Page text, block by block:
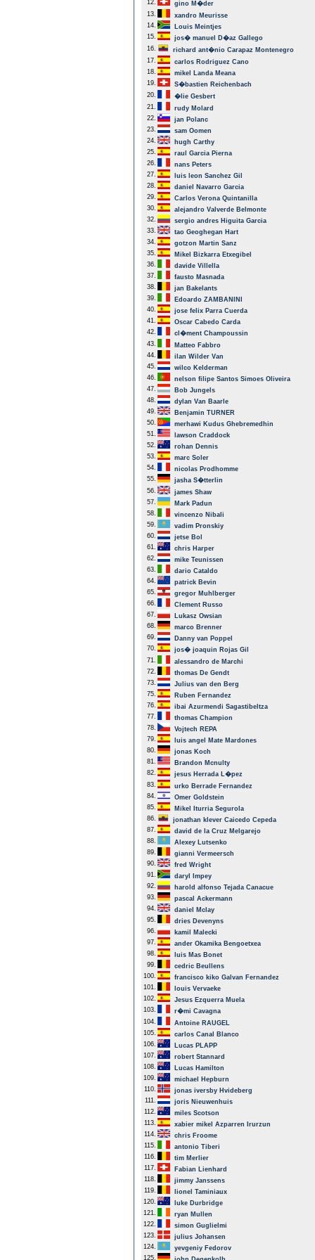
12.
gino M�der
13.
xandro Meurisse
14.
Louis Meintjes
15.
jos� manuel D�az Gallego
16.
richard ant�nio Carapaz Montenegro
17.
carlos Rodriguez Cano
18.
mikel Landa Meana
19.
S�bastien Reichenbach
20.
�lie Gesbert
21.
rudy Molard
22.
jan Polanc
23.
sam Oomen
24.
hugh Carthy
25.
raul Garcia Pierna
26.
nans Peters
27.
luis leon Sanchez Gil
28.
daniel Navarro Garcia
29.
Carlos Verona Quintanilla
30.
alejandro Valverde Belmonte
32.
sergio andres Higuita Garcia
33.
tao Geoghegan Hart
34.
gotzon Martin Sanz
35.
Mikel Bizkarra Etxegibel
36.
davide Villella
37.
fausto Masnada
38.
jan Bakelants
39.
Edoardo ZAMBANINI
40.
jose felix Parra Cuerda
41.
Oscar Cabedo Carda
42.
cl�ment Champoussin
43.
Matteo Fabbro
44.
ilan Wilder Van
45.
wilco Kelderman
46.
nelson filipe Santos Simoes Oliveira
47.
Bob Jungels
48.
dylan Van Baarle
49.
Benjamin TURNER
50.
merhawi Kudus Ghebremedhin
51.
lawson Craddock
52.
rohan Dennis
53.
marc Soler
54.
nicolas Prodhomme
55.
jasha S�tterlin
56.
james Shaw
57.
Mark Padun
58.
vincenzo Nibali
59.
vadim Pronskiy
60.
jetse Bol
61.
chris Harper
62.
mike Teunissen
63.
dario Cataldo
64.
patrick Bevin
65.
gregor Muhlberger
66.
Clement Russo
67.
Lukasz Owsian
68.
marco Brenner
69.
Danny van Poppel
70.
jos� joaquin Rojas Gil
71.
alessandro de Marchi
72.
thomas De Gendt
73.
Julius van den Berg
75.
Ruben Fernandez
76.
ibai Azurmendi Sagastibeltza
77.
thomas Champion
78.
Vojtech REPA
79.
luis angel Mate Mardones
80.
jonas Koch
81.
Brandon Mcnulty
82.
jesus Herrada L�pez
83.
urko Berrade Fernandez
84.
Omer Goldstein
85.
Mikel Iturria Segurola
86.
jonathan klever Caicedo Cepeda
87.
david de la Cruz Melgarejo
88.
Alexey Lutsenko
89.
gianni Vermeersch
90.
fred Wright
91.
daryl Impey
92.
harold alfonso Tejada Canacue
93.
pascal Ackermann
94.
daniel Mclay
95.
dries Devenyns
96.
kamil Malecki
97.
ander Okamika Bengoetxea
98.
luis Mas Bonet
99.
cedric Beullens
100.
francisco kiko Galvan Fernandez
101.
louis Vervaeke
102.
Jesus Ezquerra Muela
103.
r�mi Cavagna
104.
Antoine RAUGEL
105.
carlos Canal Blanco
106.
Lucas PLAPP
107.
robert Stannard
108.
Lucas Hamilton
109.
michael Hepburn
110.
jonas iversby Hvideberg
111.
joris Nieuwenhuis
112.
miles Scotson
113.
xabier mikel Azparren Irurzun
114.
chris Froome
115.
antonio Tiberi
116.
tim Merlier
117.
Fabian Lienhard
118.
jimmy Janssens
119.
lionel Taminiaux
120.
luke Durbridge
121.
ryan Mullen
122.
simon Guglielmi
123.
julius Johansen
124.
yevgeniy Fedorov
125.